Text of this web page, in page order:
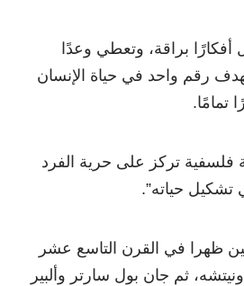
أفكارًا براقة، وتعطي وعدًا
رقم واحد في حياة الإنسان
تمامًا.
فلسفية تركز على حرية الفرد
تشكيل حياته”.
ظهرا في القرن التاسع عشر
ثم جان بول سارتر وألبير